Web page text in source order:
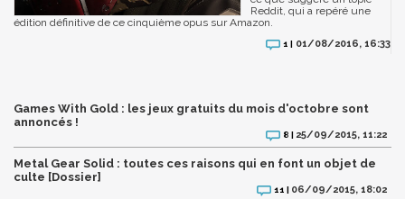
Reddit, qui a repéré une
édition définitive de ce cinquième opus sur Amazon.
1 | 01/08/2016, 16:33
Games With Gold : les jeux gratuits du mois d'octobre sont
annoncés !
8 | 25/09/2015, 11:22
Metal Gear Solid : toutes ces raisons qui en font un objet de
culte [Dossier]
11 | 06/09/2015, 18:02